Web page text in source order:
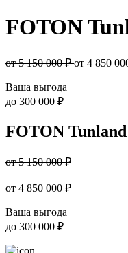
FOTON
от 5 150 000 ₽от 4 850
Ваша выгода
до 300 000 ₽
FOTON
от 5 150 000 ₽
от 4 850 000 ₽
Ваша выгода
до 300 000 ₽